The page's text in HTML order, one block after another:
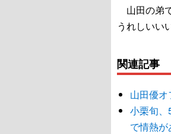
山田の弟
うれしいい
関連記事
山田優
小栗旬
で情熱が